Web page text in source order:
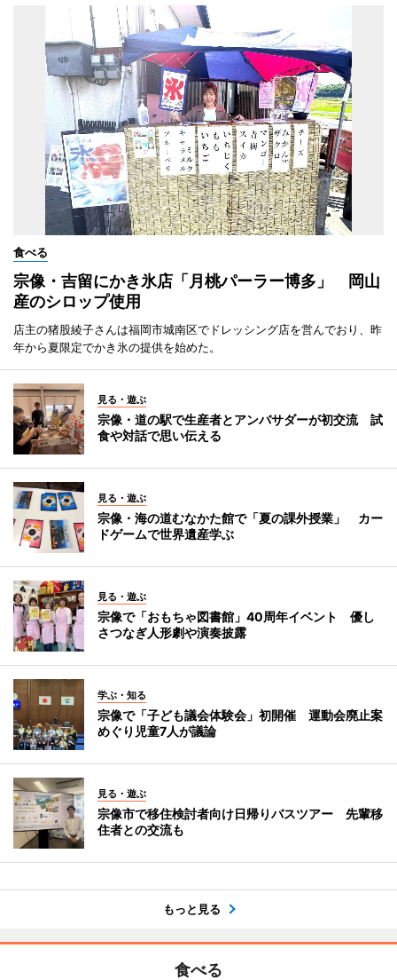
食べる
宗像・吉留にかき氷店「月桃パーラー博多」 岡山
産のシロップ使用
店主の猪股綾子さんは福岡市城南区でドレッシング店を営んでおり、昨
年から夏限定でかき氷の提供を始めた。
見る・遊ぶ
宗像・道の駅で生産者とアンバサダーが初交流 試
食や対話で思い伝える
見る・遊ぶ
宗像・海の道むなかた館で「夏の課外授業」 カー
ドゲームで世界遺産学ぶ
見る・遊ぶ
宗像で「おもちゃ図書館」40周年イベント 優し
さつなぎ人形劇や演奏披露
学ぶ・知る
宗像で「子ども議会体験会」初開催 運動会廃止案
めぐり児童7人が議論
見る・遊ぶ
宗像市で移住検討者向け日帰りバスツアー 先輩移
住者との交流も
もっと見る
食べる